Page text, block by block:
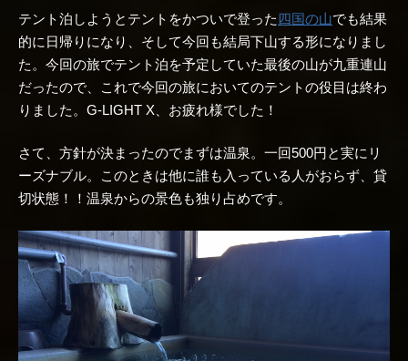
テント泊しようとテントをかついで登った四国の山でも結果
的に日帰りになり、そして今回も結局下山する形になりまし
た。今回の旅でテント泊を予定していた最後の山が九重連山
だったので、これで今回の旅においてのテントの役目は終わ
りました。G-LIGHT X、お疲れ様でした！
さて、方針が決まったのでまずは温泉。一回500円と実にリ
ーズナブル。このときは他に誰も入っている人がおらず、貸
切状態！！温泉からの景色も独り占めです。